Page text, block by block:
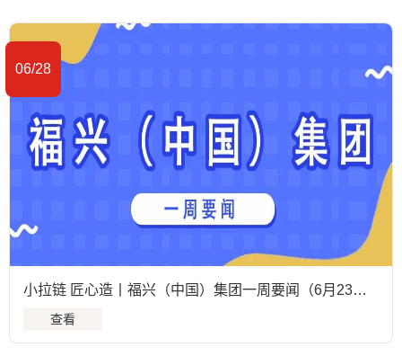
06/28
小拉链 匠心造丨福兴（中国）集团一周要闻（6月23日至6月28日）
查看